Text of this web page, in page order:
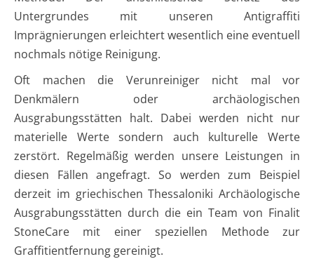
Untergrundes mit unseren Antigraffiti
Imprägnierungen erleichtert wesentlich eine eventuell
nochmals nötige Reinigung.
Oft machen die Verunreiniger nicht mal vor
Denkmälern oder archäologischen
Ausgrabungsstätten halt. Dabei werden nicht nur
materielle Werte sondern auch kulturelle Werte
zerstört. Regelmäßig werden unsere Leistungen in
diesen Fällen angefragt. So werden zum Beispiel
derzeit im griechischen Thessaloniki Archäologische
Ausgrabungsstätten durch die ein Team von Finalit
StoneCare mit einer speziellen Methode zur
Graffitientfernung gereinigt.